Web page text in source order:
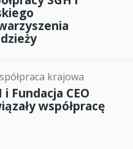
krajowa
i Fundacja CEO
współpracę